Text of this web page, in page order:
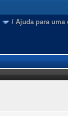
/ Ajuda para uma